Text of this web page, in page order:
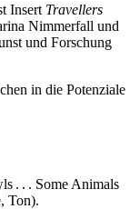
Insert Travellers
Nimmerfall und
und Forschung
in die Potenziale
. . . Some Animals
Ton).